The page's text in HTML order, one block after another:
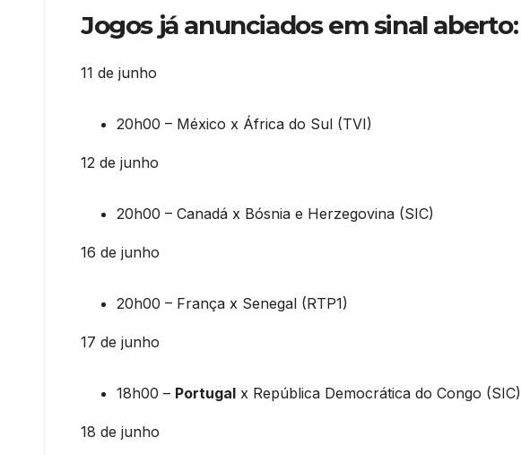
Jogos já anunciados em sinal aberto:
11 de junho
20h00 – México x África do Sul (TVI)
12 de junho
20h00 – Canadá x Bósnia e Herzegovina (SIC)
16 de junho
20h00 – França x Senegal (RTP1)
17 de junho
18h00 – Portugal x República Democrática do Congo (SIC)
18 de junho